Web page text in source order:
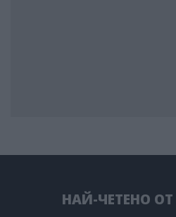
НАЙ-ЧЕТЕНО